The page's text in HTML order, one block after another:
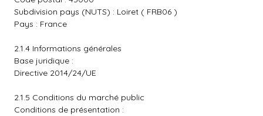
Subdivision pays (NUTS) : Loiret ( FRB06 )
Pays : France
2.1.4 Informations générales
Base juridique :
Directive 2014/24/UE
2.1.5 Conditions du marché public
Conditions de présentation :